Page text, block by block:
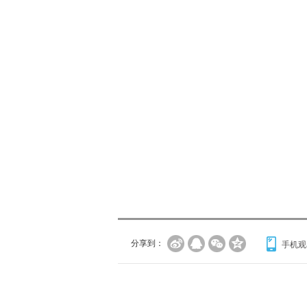
分享到： 手机